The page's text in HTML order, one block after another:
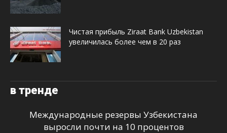
Чистая прибыль Ziraat Bank Uzbekistan
увеличилась более чем в 20 раз
в тренде
Международные резервы Узбекистана
выросли почти на 10 процентов